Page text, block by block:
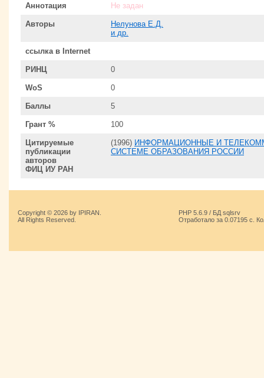
Аннотация Не задан
Авторы
Нелунова Е.Д.
и др.
ссылка в Internet
РИНЦ 0
WoS 0
Баллы 5
Грант % 100
Цитируемые
публикации
авторов
ФИЦ ИУ РАН
(1996) ИНФОРМАЦИОННЫЕ И
СИСТЕМЕ ОБРАЗОВАНИЯ РОССИИ
Copyright © 2026 by IPIRAN.
All Rights Reserved.
PHP 5.6.9 / БД sqlsrv
Отработало за 0.07195 с.